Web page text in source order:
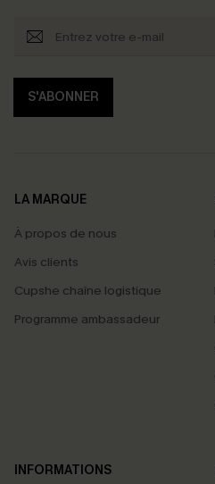
S'ABONNER
LA MARQUE
À propos de nous
Avis clients
Cupshe chaîne logistique
Programme ambassadeur
INFORMATIONS